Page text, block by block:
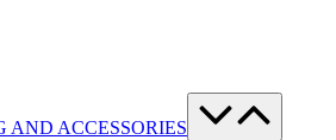
AND ACCESSORIES
Menü-
Schalter